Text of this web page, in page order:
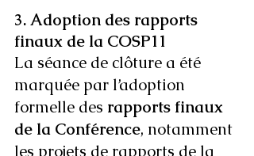
3. Adoption des rapports
finaux de la COSP11
La séance de clôture a été
marquée par l’adoption
formelle des rapports finaux
de la Conférence, notamment
les projets de rapports de la